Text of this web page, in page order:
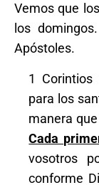
Vemos que
los
Apóstoles.
1 Corintios
para los
manera
Cada
vosotros
conforme